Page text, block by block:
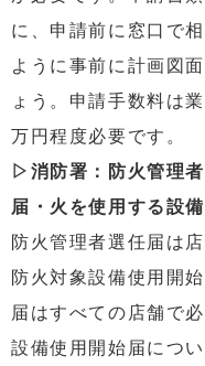
に、申請前に窓口で
ように事前に計画図
ょう。申請手数料は
万円程度必要です。
▷消防署：防火管理
届・火を使用する設
防火管理者選任届は
防火対象設備使用開
届はすべての店舗で
設備使用開始届につ